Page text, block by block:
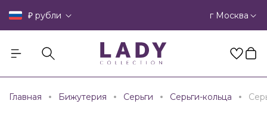
₽ рубли г Москва
Главная Бижутерия Серьги Серьги-кольца